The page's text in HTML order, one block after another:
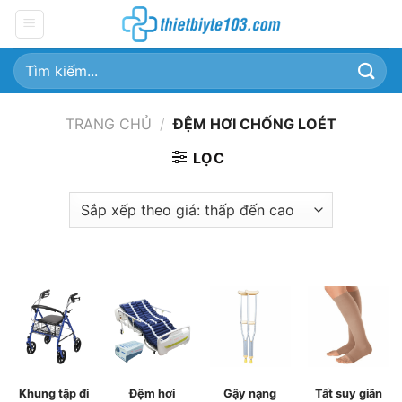
Chuyển
đến
nội
dung
Tìm
kiếm:
TRANG CHỦ / ĐỆM HƠI CHỐNG LOÉT
LỌC
Khung tập đi
Đệm hơi
Gậy nạng
Tất suy giãn